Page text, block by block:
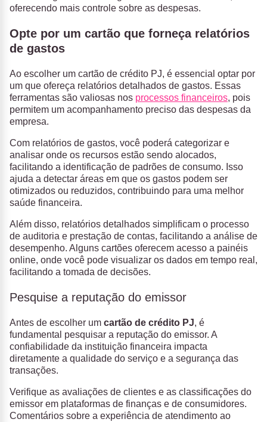
oferecendo mais controle sobre as despesas.
Opte por um cartão que forneça relatórios
de gastos
Ao escolher um cartão de crédito PJ, é essencial optar por
um que ofereça relatórios detalhados de gastos. Essas
ferramentas são valiosas nos processos financeiros, pois
permitem um acompanhamento preciso das despesas da
empresa.
Com relatórios de gastos, você poderá categorizar e
analisar onde os recursos estão sendo alocados,
facilitando a identificação de padrões de consumo. Isso
ajuda a detectar áreas em que os gastos podem ser
otimizados ou reduzidos, contribuindo para uma melhor
saúde financeira.
Além disso, relatórios detalhados simplificam o processo
de auditoria e prestação de contas, facilitando a análise de
desempenho. Alguns cartões oferecem acesso a painéis
online, onde você pode visualizar os dados em tempo real,
facilitando a tomada de decisões.
Pesquise a reputação do emissor
Antes de escolher um cartão de crédito PJ, é
fundamental pesquisar a reputação do emissor. A
confiabilidade da instituição financeira impacta
diretamente a qualidade do serviço e a segurança das
transações.
Verifique as avaliações de clientes e as classificações do
emissor em plataformas de finanças e de consumidores.
Comentários sobre a experiência de atendimento ao